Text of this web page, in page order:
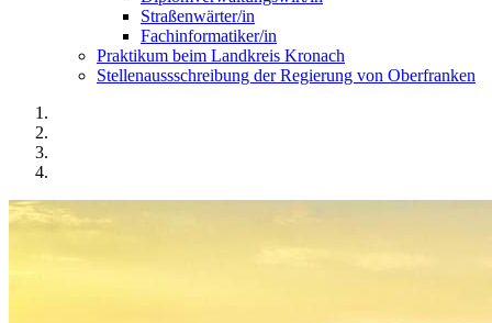
Straßenwärter/in
Fachinformatiker/in
Praktikum beim Landkreis Kronach
Stellenaussschreibung der Regierung von Oberfranken